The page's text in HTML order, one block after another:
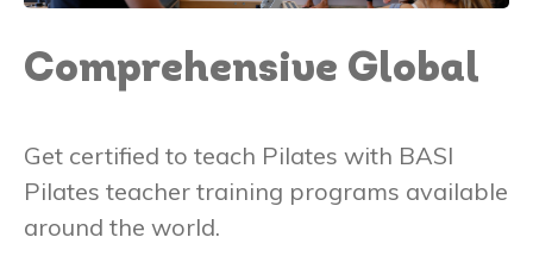
Comprehensive Global
Get certified to teach Pilates with BASI
Pilates teacher training programs available
around the world.